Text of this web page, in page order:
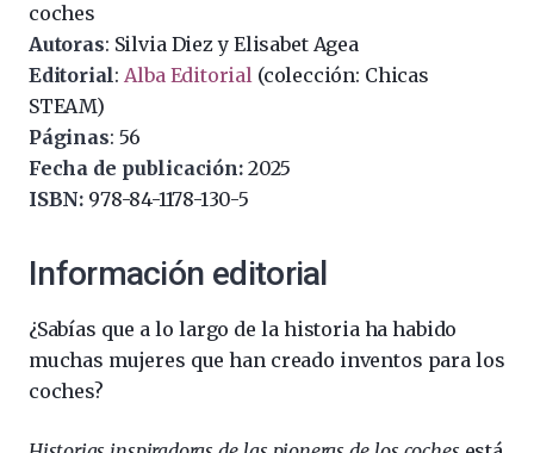
coches
Autoras: Silvia Diez y Elisabet Agea
Editorial:Alba Editorial(colección: Chicas
STEAM)
Páginas: 56
Fecha de publicación:2025
ISBN: 978-84-1178-130-5
Información editorial
¿Sabías que a lo largo de la historia ha habido
muchas mujeres que han creado inventos para los
coches?